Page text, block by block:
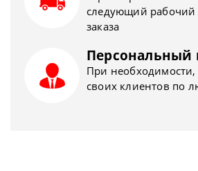
следующий рабочий
заказа
При необходимости,
своих клиентов по